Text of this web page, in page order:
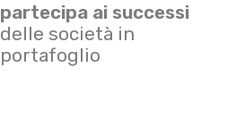
partecipa ai successi
delle società in
portafoglio